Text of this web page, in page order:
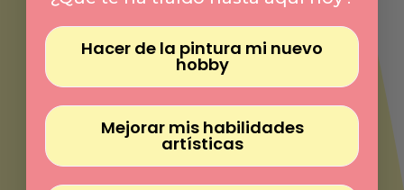
Hacer de la pintura mi nuevo
hobby
Mejorar mis habilidades
artísticas